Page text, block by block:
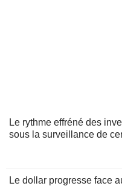
Le rythme effréné des
sous la surveillance de
Le dollar progresse face